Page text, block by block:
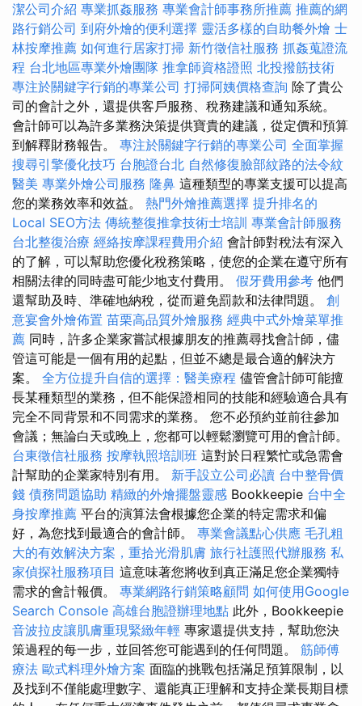
潔公司介紹 專業抓姦服務 專業會計師事務所推薦 推薦的網
路行銷公司 到府外燴的便利選擇 靈活多樣的自助餐外燴 士
林按摩推薦 如何進行居家打掃 新竹徵信社服務 抓姦蒐證流
程 台北地區專業外燴團隊 推拿師資格證照 北投撥筋技術
專注於關鍵字行銷的專業公司 打掃阿姨價格查詢 除了貴公
司的會計之外，還提供客戶服務、稅務建議和通知系統。
會計師可以為許多業務決策提供寶貴的建議，從定價和預算
到解釋財務報告。 專注於關鍵字行銷的專業公司 全面掌握
搜尋引擎優化技巧 台胞證台北 自然修復臉部紋路的法令紋
醫美 專業外燴公司服務 隆鼻 這種類型的專業支援可以提高
您的業務效率和效益。 熱門外燴推薦選擇 提升排名的
Local SEO方法 傳統整復推拿技術士培訓 專業會計師服務
台北整復治療 經絡按摩課程費用介紹 會計師對稅法有深入
的了解，可以幫助您優化稅務策略，使您的企業在遵守所有
相關法律的同時盡可能少地支付費用。 假牙費用參考 他們
還幫助及時、準確地納稅，從而避免罰款和法律問題。 創
意宴會外燴佈置 苗栗高品質外燴服務 經典中式外燴菜單推
薦 同時，許多企業家嘗試根據朋友的推薦尋找會計師，儘
管這可能是一個有用的起點，但並不總是最合適的解決方
案。 全方位提升自信的選擇：醫美療程 儘管會計師可能擅
長某種類型的業務，但不能保證相同的技能和經驗適合具有
完全不同背景和不同需求的業務。 您不必預約並前往參加
會議；無論白天或晚上，您都可以輕鬆瀏覽可用的會計師。
台東徵信社服務 按摩執照培訓班 這對於日程繁忙或急需會
計幫助的企業家特別有用。 新手設立公司必讀 台中整骨價
錢 債務問題協助 精緻的外燴擺盤靈感 Bookkeepie 台中全
身按摩推薦 平台的演算法會根據您企業的特定需求和偏
好，為您找到最適合的會計師。 專業會議點心供應 毛孔粗
大的有效解決方案，重拾光滑肌膚 旅行社護照代辦服務 私
家偵探社服務項目 這意味著您將收到真正滿足您企業獨特
需求的會計報價。 專業網路行銷策略顧問 如何使用Google
Search Console 高雄台胞證辦理地點 此外，Bookkeepie
音波拉皮讓肌膚重現緊緻年輕 專家還提供支持，幫助您決
策過程的每一步，並回答您可能遇到的任何問題。 筋師傅
療法 歐式料理外燴方案 面臨的挑戰包括滿足預算限制，以
及找到不僅能處理數字、還能真正理解和支持企業長期目標